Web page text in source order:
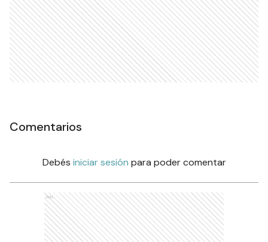
Comentarios
Debés iniciar sesión para poder comentar
Ads